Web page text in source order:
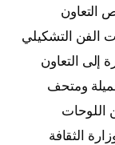
التعاون
الفن التشكيلي
إلى التعاون
ومتحف
اللوحات
الثقافة